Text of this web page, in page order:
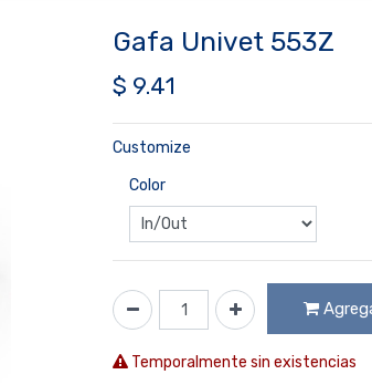
Gafa Univet 553Z
$ 9.41
Customize
Color
Temporalmente sin existencias